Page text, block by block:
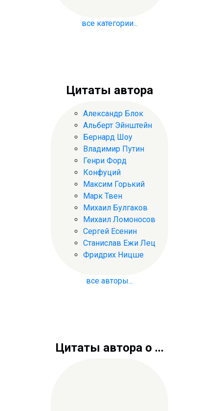
все категории...
Цитаты автора
Александр Блок
Альберт Эйнштейн
Бернард Шоу
Владимир Путин
Генри Форд
Конфуций
Максим Горький
Марк Твен
Михаил Булгаков
Михаил Ломоносов
Сергей Есенин
Станислав Ежи Лец
Фридрих Ницше
все авторы...
Цитаты автора о ...